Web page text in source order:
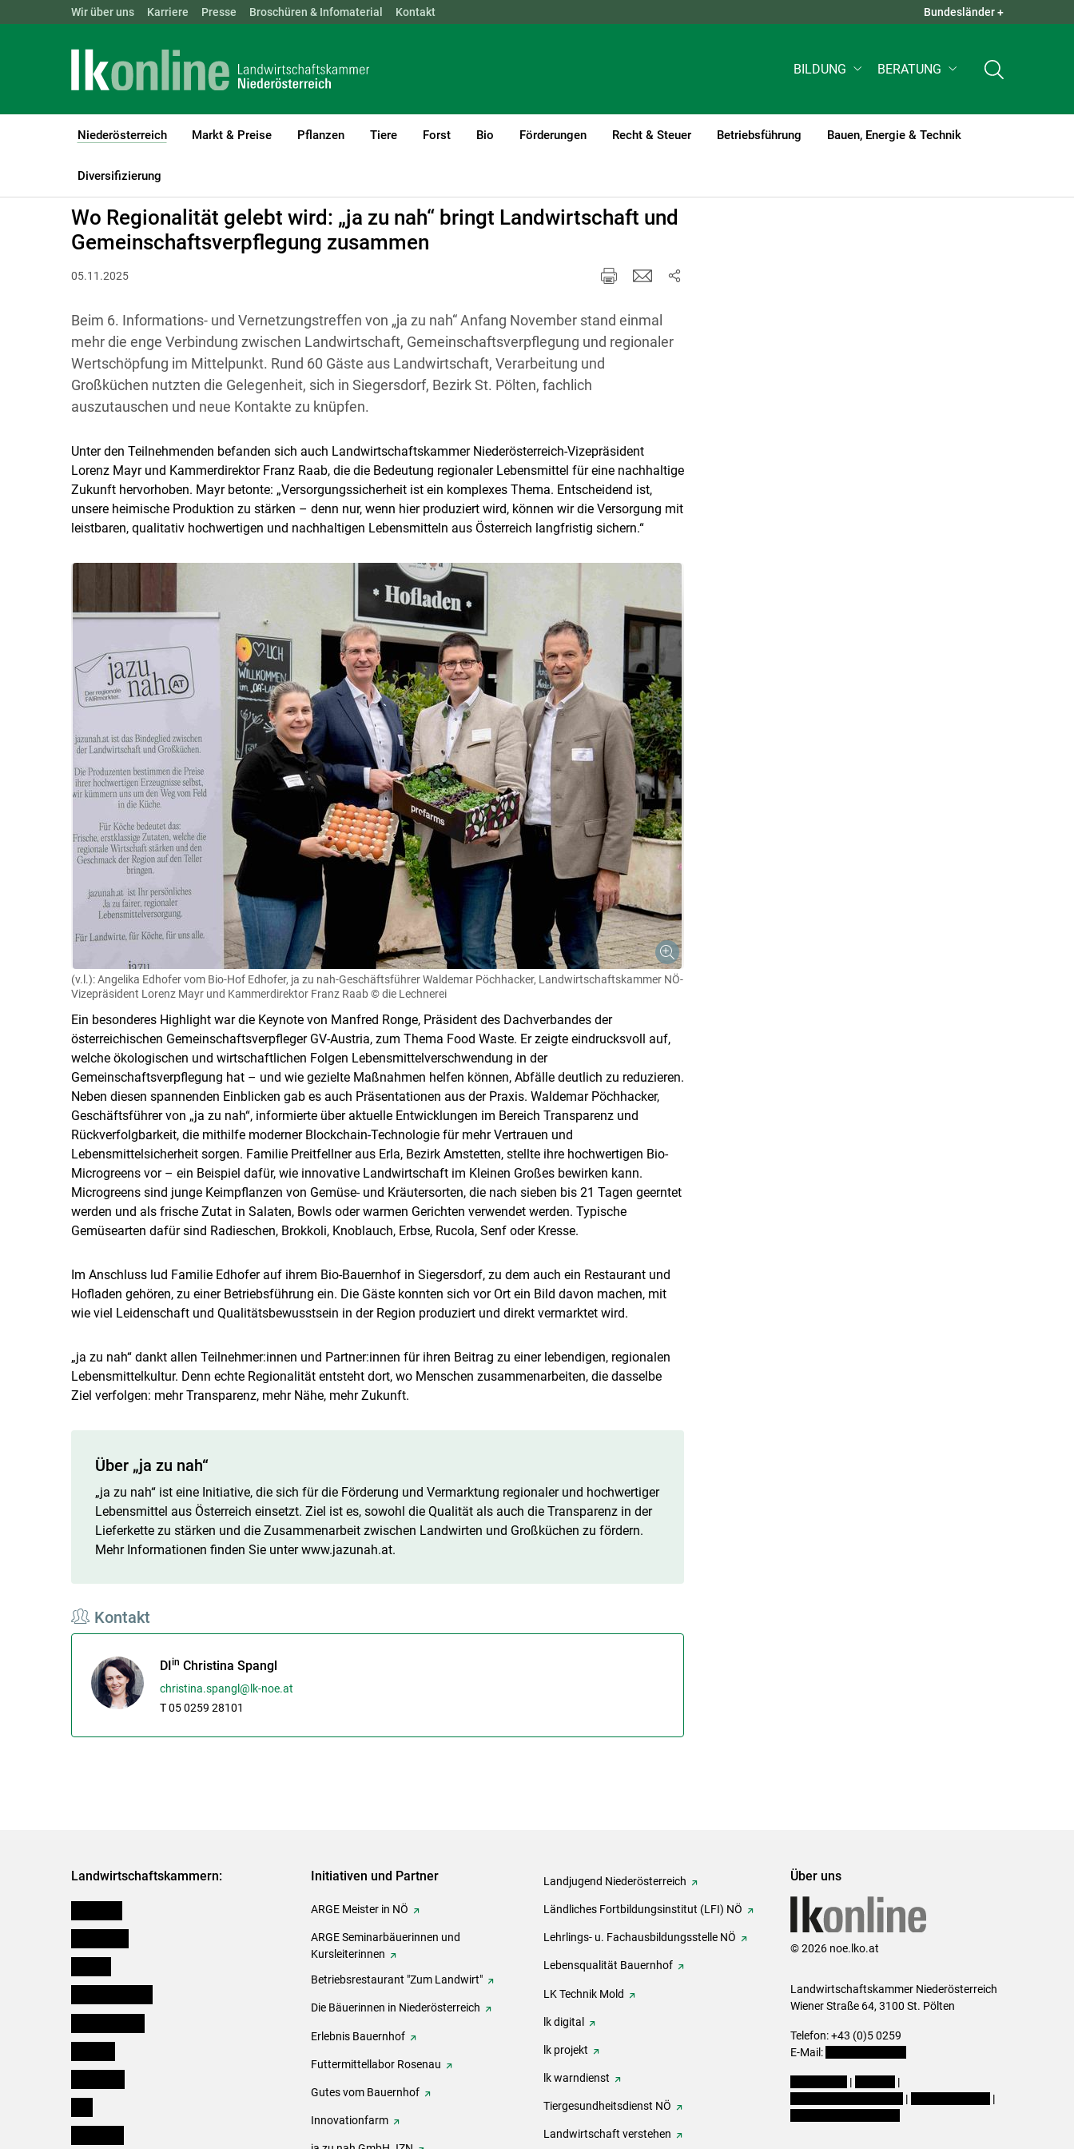
Skip to main content
Landwirtschaftskammern: ÖSTERREICH BGLD KTN NÖ OÖ SBG QUICK LINKS +
Wir über uns Karriere Presse Broschüren & Infomaterial Kontakt Bundesländer +
BILDUNG BERATUNG
Niederösterreich
(current)1
Markt & Preise Pflanzen Tiere Forst Bio Förderungen Recht & Steuer Betriebsführung Bauen, Energie & Technik
Diversifizierung
LK Niederösterreich
Wo Regionalität gelebt wird: „ja zu nah“ bringt Landwirtschaft und
Gemeinschaftsverpflegung zusammen
05.11.2025
Beim 6. Informations- und Vernetzungstreffen von „ja zu nah“ Anfang November stand einmal
mehr die enge Verbindung zwischen Landwirtschaft, Gemeinschaftsverpflegung und regionaler
Wertschöpfung im Mittelpunkt. Rund 60 Gäste aus Landwirtschaft, Verarbeitung und
Großküchen nutzten die Gelegenheit, sich in Siegersdorf, Bezirk St. Pölten, fachlich
auszutauschen und neue Kontakte zu knüpfen.
Unter den Teilnehmenden befanden sich auch Landwirtschaftskammer Niederösterreich-Vizepräsident
Lorenz Mayr und Kammerdirektor Franz Raab, die die Bedeutung regionaler Lebensmittel für eine nachhaltige
Zukunft hervorhoben. Mayr betonte: „Versorgungssicherheit ist ein komplexes Thema. Entscheidend ist,
unsere heimische Produktion zu stärken – denn nur, wenn hier produziert wird, können wir die Versorgung mit
leistbaren, qualitativ hochwertigen und nachhaltigen Lebensmitteln aus Österreich langfristig sichern.“
(v.l.): Angelika Edhofer vom Bio-Hof Edhofer, ja zu nah-Geschäftsführer Waldemar Pöchhacker, Landwirtschaftskammer NÖ-
Vizepräsident Lorenz Mayr und Kammerdirektor Franz Raab © die Lechnerei
Ein besonderes Highlight war die Keynote von Manfred Ronge, Präsident des Dachverbandes der
österreichischen Gemeinschaftsverpfleger GV-Austria, zum Thema Food Waste. Er zeigte eindrucksvoll auf,
welche ökologischen und wirtschaftlichen Folgen Lebensmittelverschwendung in der
Gemeinschaftsverpflegung hat – und wie gezielte Maßnahmen helfen können, Abfälle deutlich zu reduzieren.
Neben diesen spannenden Einblicken gab es auch Präsentationen aus der Praxis. Waldemar Pöchhacker,
Geschäftsführer von „ja zu nah“, informierte über aktuelle Entwicklungen im Bereich Transparenz und
Rückverfolgbarkeit, die mithilfe moderner Blockchain-Technologie für mehr Vertrauen und
Lebensmittelsicherheit sorgen. Familie Preitfellner aus Erla, Bezirk Amstetten, stellte ihre hochwertigen Bio-
Microgreens vor – ein Beispiel dafür, wie innovative Landwirtschaft im Kleinen Großes bewirken kann.
Microgreens sind junge Keimpflanzen von Gemüse- und Kräutersorten, die nach sieben bis 21 Tagen geerntet
werden und als frische Zutat in Salaten, Bowls oder warmen Gerichten verwendet werden. Typische
Gemüsearten dafür sind Radieschen, Brokkoli, Knoblauch, Erbse, Rucola, Senf oder Kresse.
Im Anschluss lud Familie Edhofer auf ihrem Bio-Bauernhof in Siegersdorf, zu dem auch ein Restaurant und
Hofladen gehören, zu einer Betriebsführung ein. Die Gäste konnten sich vor Ort ein Bild davon machen, mit
wie viel Leidenschaft und Qualitätsbewusstsein in der Region produziert und direkt vermarktet wird.
„ja zu nah“ dankt allen Teilnehmer:innen und Partner:innen für ihren Beitrag zu einer lebendigen, regionalen
Lebensmittelkultur. Denn echte Regionalität entsteht dort, wo Menschen zusammenarbeiten, die dasselbe
Ziel verfolgen: mehr Transparenz, mehr Nähe, mehr Zukunft.
Über „ja zu nah“
„ja zu nah“ ist eine Initiative, die sich für die Förderung und Vermarktung regionaler und hochwertiger
Lebensmittel aus Österreich einsetzt. Ziel ist es, sowohl die Qualität als auch die Transparenz in der
Lieferkette zu stärken und die Zusammenarbeit zwischen Landwirten und Großküchen zu fördern.
Mehr Informationen finden Sie unter www.jazunah.at.
Kontakt
DIin Christina Spangl
christina.spangl@lk-noe.at
T 05 0259 28101
Landwirtschaftskammern: Initiativen und Partner
ARGE Meister in NÖ
ARGE Seminarbäuerinnen und
Kursleiterinnen
Betriebsrestaurant "Zum Landwirt"
Die Bäuerinnen in Niederösterreich
Erlebnis Bauernhof
Futtermittellabor Rosenau
Gutes vom Bauernhof
Innovationfarm
Landjugend Niederösterreich
Ländliches Fortbildungsinstitut (LFI) NÖ
Lehrlings- u. Fachausbildungsstelle NÖ
Lebensqualität Bauernhof
LK Technik Mold
lk digital
lk projekt
lk warndienst
Tiergesundheitsdienst NÖ
Landwirtschaft verstehen
Über uns
© 2026 noe.lko.at
Landwirtschaftskammer Niederösterreich
Wiener Straße 64, 3100 St. Pölten
Telefon: +43 (0)5 0259
E-Mail:
|
|
|
|